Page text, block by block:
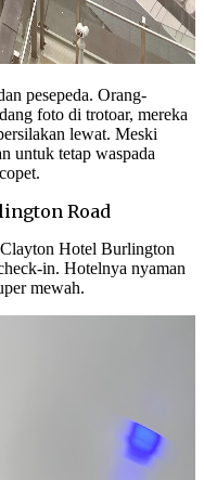
pesepeda. Orang-
foto di trotoar, mereka
lewat. Meski
untuk tetap waspada
Road
Clayton Hotel Burlington
in. Hotelnya nyaman
mewah.